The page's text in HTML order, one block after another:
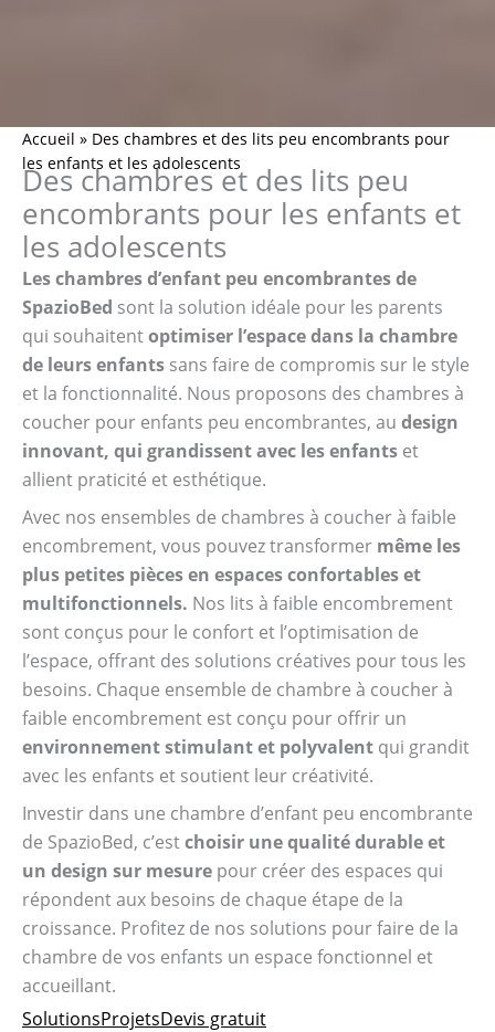
Accueil » Des chambres et des lits peu encombrants pour
les enfants et les adolescents
Des chambres et des lits peu
encombrants pour les enfants et
les adolescents
Les chambres d’enfant peu encombrantes de
SpazioBed sont la solution idéale pour les parents
qui souhaitentoptimiser l’espace dans la chambre
de leurs enfants sans faire de compromis sur le style
et la fonctionnalité. Nous proposons des chambres à
coucher pour enfants peu encombrantes, au design
innovant, qui grandissent avec les enfants et
allient praticité et esthétique.
Avec nos ensembles de chambres à coucher à faible
encombrement, vous pouvez transformer même les
plus petites pièces en espaces confortables et
multifonctionnels. Nos lits à faible encombrement
sont conçus pour le confort et l’optimisation de
l’espace, offrant des solutions créatives pour tous les
besoins. Chaque ensemble de chambre à coucher à
faible encombrement est conçu pour offrir un
environnement stimulant et polyvalent qui grandit
avec les enfants et soutient leur créativité.
Investir dans une chambre d’enfant peu encombrante
de SpazioBed, c’estchoisir une qualité durable et
un design sur mesure pour créer des espaces qui
répondent aux besoins de chaque étape de la
croissance. Profitez de nos solutions pour faire de la
chambre de vos enfants un espace fonctionnel et
accueillant.
SolutionsProjetsDevis gratuit